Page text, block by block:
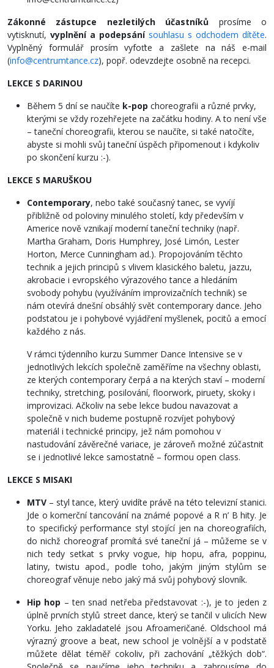
Zákonné zástupce nezletilých účastníků prosíme o
vytisknutí, vyplnění a podepsání souhlasu s odchodem dítěte.
Vyplněný formulář prosím vyfoťte a zašlete na náš e-mail
(info@centrumtance.cz), popř. odevzdejte osobně na recepci.
LEKCE S DARINOU
Během 5 dní se naučíte k-pop choreografii a různé prvky,
kterými se vždy rozehřejete na začátku hodiny. A to není vše
– taneční choreografii, kterou se naučíte, si také natočíte,
abyste si mohli svůj taneční úspěch připomenout i kdykoliv
po skončení kurzu :-).
LEKCE S MARUŠKOU
Contemporary, nebo také současný tanec, se vyvíjí
přibližně od poloviny minulého století, kdy především v
Americe nově vznikají moderní taneční techniky (např.
Martha Graham, Doris Humphrey, José Limón, Lester
Horton, Merce Cunningham ad.). Propojováním těchto
technik a jejich principů s vlivem klasického baletu, jazzu,
akrobacie i evropského výrazového tance a hledáním
svobody pohybu (využíváním improvizačních technik) se
nám otevírá dnešní obsáhlý svět contemporary dance. Jeho
podstatou je i pohybové vyjádření myšlenek, pocitů a emocí
každého z nás.
V rámci týdenního kurzu Summer Dance Intensive se v
jednotlivých lekcích společně zaměříme na všechny oblasti,
ze kterých contemporary čerpá a na kterých staví – moderní
techniky, stretching, posilování, floorwork, piruety, skoky i
improvizaci. Ačkoliv na sebe lekce budou navazovat a
společně v nich budeme postupně rozvíjet pohybový
materiál i technické principy, jež nám pomohou v
nastudování závěrečné variace, je zároveň možné zúčastnit
se i jednotlivé lekce samostatně – formou open class.
LEKCE S MISAKI
MTV – styl tance, který uvidíte právě na této televizní stanici.
Jde o komerční tancování na známé popové a R n’ B hity. Je
to specifický performance styl stojící jen na choreografiích,
do nichž choreograf promítá své taneční já – můžeme se v
nich tedy setkat s prvky vogue, hip hopu, afra, poppinu,
latiny, twistu apod., podle toho, jakým jiným stylům se
choreograf věnuje nebo jaký má svůj pohybový slovník.
Hip hop – ten snad netřeba představovat :-), je to jeden z
úplně prvních stylů street dance, který se tančil v ulicích New
Yorku. Jeho zakladatelé jsou Afroameričané. Oldschool má
výrazný groove a beat, new school je volnější a v podstatě
můžete dělat téměř cokoliv, při zachování „těžkých dob“.